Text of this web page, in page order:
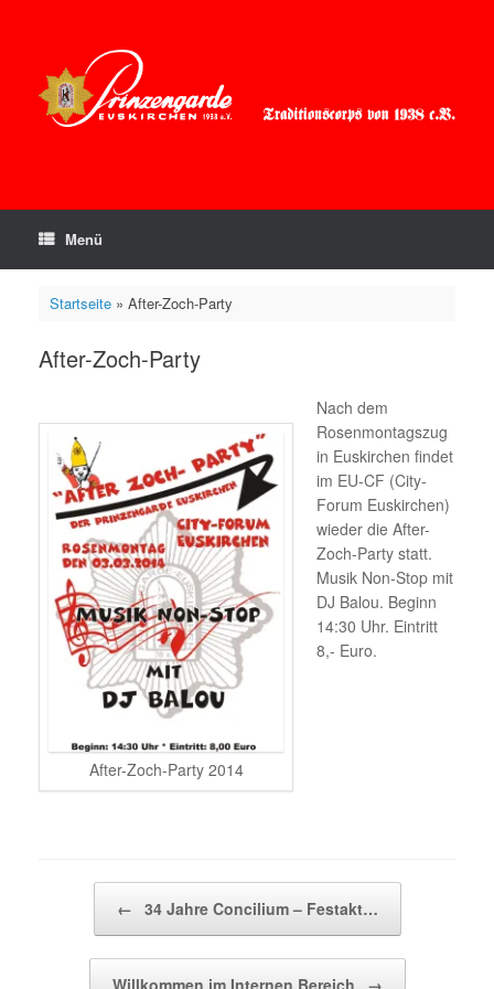
Menü
Startseite» After-Zoch-Party
After-Zoch-Party
After-Zoch-Party 2014
Nach dem
Rosenmontagszug
in Euskirchen findet
im EU-CF (City-
Forum Euskirchen)
wieder die After-
Zoch-Party statt.
Musik Non-Stop mit
DJ Balou. Beginn
14:30 Uhr. Eintritt
8,- Euro.
← 34 Jahre Concilium – Festakt…
Willkommen im Internen Bereich →